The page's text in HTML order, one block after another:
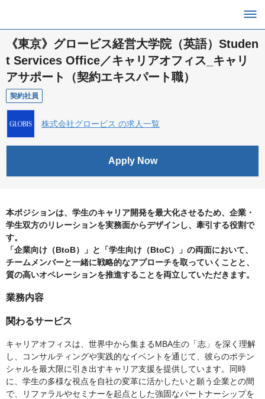
《東京》グロービス経営大学院（英語）Studen
t Services Office／キャリアオフィス_キャリ
アサポート（契約エキスパート職）
契約社員
株式会社グロービス の求人一覧
Apply Now
本ポジションは、学生のキャリア開発を最大化させるため、企業・
学生双方のリレーションを実務面からデザインし、牽引する役割で
す。
「企業向け（BtoB）」と「学生向け（BtoC）」の両面において、
チームメンバーと一緒に戦略的なアプローチを取っていくことと、
質の高いオペレーションを推進することを両立していただきます。
業務内容
関わるサービス
キャリアオフィスは、世界中から集まるMBA生の「志」を深く理解
し、コンサルティングや実践的なイベントを通じて、彼らのポテン
シャルを最大限に引き出すキャリア支援を提供しています。同時
に、学生の多様な視点を自社の変革に活かしたいと願う企業との間
で、リファラルやセミナーを起点とした強固なパートナーシップを